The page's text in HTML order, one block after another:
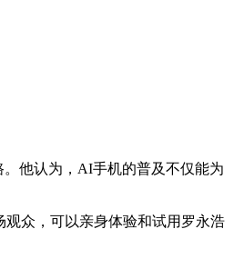
他认为，AI手机的普及不仅能为
众，可以亲身体验和试用罗永浩